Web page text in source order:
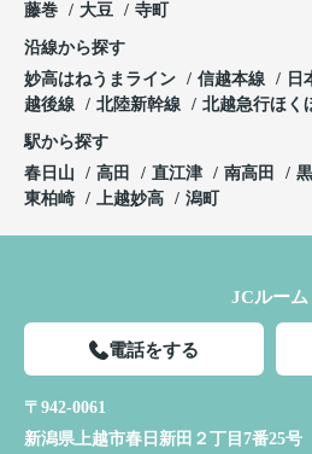
藤巻
大豆 寺町
沿線から探す
妙高はねうまライン
信越本線
日
越後線
北陸新幹線 北越急行ほく
駅から探す
春日山
高田 直江津 南高田
東柏崎
上越妙高 潟町
JCルーム
電話をする
〒942-0061
新潟県上越市春日新田２丁目7番25号